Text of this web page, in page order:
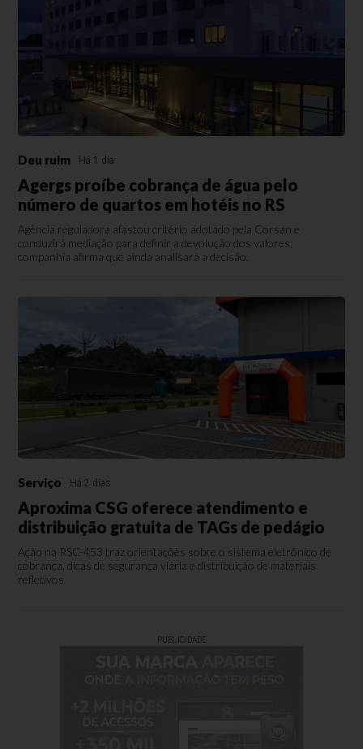
Deu ruim Há 1 dia
Agergs proíbe cobrança de água pelo
número de quartos em hotéis no RS
Agência reguladora afastou critério adotado pela Corsan e
conduzirá mediação para definir a devolução dos valores;
companhia afirma que ainda analisará a decisão.
Serviço Há 2 dias
Aproxima CSG oferece atendimento e
distribuição gratuita de TAGs de pedágio
Ação na RSC-453 traz orientações sobre o sistema eletrônico de
cobrança, dicas de segurança viária e distribuição de materiais
refletivos
PUBLICIDADE